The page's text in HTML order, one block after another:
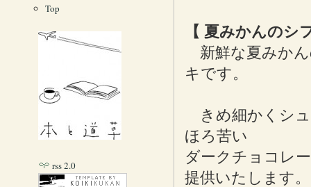
【 夏みかんのシ
新鮮な夏みかん
キです。
きめ細かくシ
ほろ苦い
ダークチョコレ
提供いたします。
Top
rss 2.0